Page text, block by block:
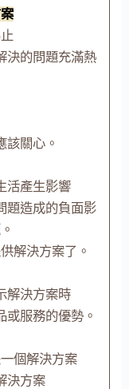
決的問題充滿熱
該關心。
活產生影響
題造成的負面影
解決方案了。
解決方案時
或服務的優勢。
個解決方案
決方案